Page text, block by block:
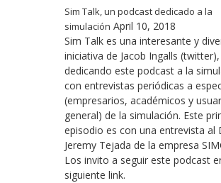
Sim Talk, un podcast dedicado a la
simulación April 10, 2018
Sim Talk es una interesante y
iniciativa de Jacob Ingalls (twitter),
dedicando este podcast a la
con entrevistas periódicas a
(empresarios, académicos y
general) de la simulación. Este
episodio es con una entrevista al
Jeremy Tejada de la empresa
Los invito a seguir este podcast
siguiente link.